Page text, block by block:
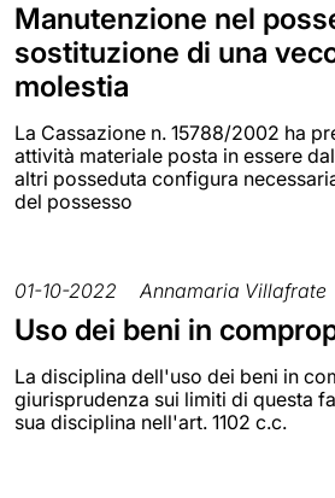
Manutenzione nel
sostituzione di una
molestia
La Cassazione n. 15788/2002 ha
attività materiale posta in essere
altri posseduta configura
del possesso
01-10-2022 Annamaria Villafrate
Uso dei beni in
La disciplina dell'uso dei beni in
giurisprudenza sui limiti di questa
sua disciplina nell'art. 1102 c.c.